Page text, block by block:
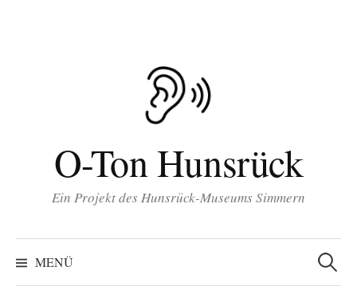
O-Ton Hunsrück
Ein Projekt des Hunsrück-Museums Simmern
MENÜ
Suchen
nach: